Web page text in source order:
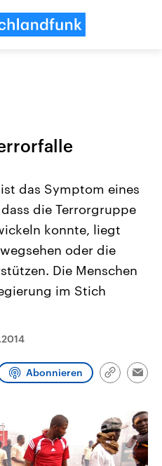
aus
USA
Aktuelle Beiträge,
Hintergründe
Wirtschaftlich und
gehören die Vereinigten
den mächtigsten Ländern
das Symptom eines
die Terrorgruppe
konnte, liegt
oder die
Die Menschen
im Stich
Abonnieren
Link